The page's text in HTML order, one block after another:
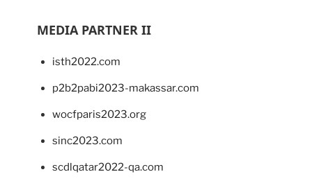
MEDIA PARTNER II
isth2022.com
p2b2pabi2023-makassar.com
wocfparis2023.org
sinc2023.com
scdlqatar2022-qa.com